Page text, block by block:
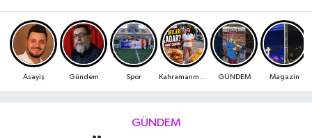
Asayiş Gündem Spor GÜNDEM Magazin
GÜNDEM
Kahramanmaraş Sokak Röportajları
Bilim ve Teknoloji
Çevre
Kahramanmaraş Hava Durumu
Kahramanmaraş Namaz Vakitleri
Kahramanmaraş Trafik Yoğunluk Haritası
Süper Lig Puan Durumu ve Fikstür